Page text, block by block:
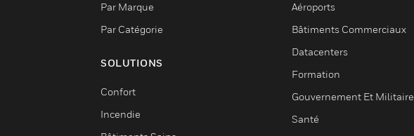
Par Marque
Par Catégorie
SOLUTIONS
Confort
Incendie
Aéroports
Bâtiments Commerciaux
Datacenters
Formation
Gouvernement Et Militaire
Santé